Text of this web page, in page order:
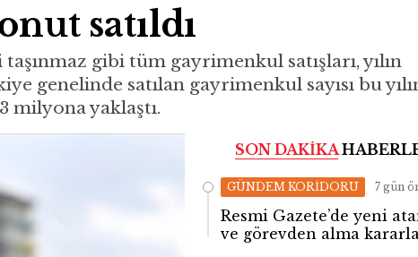
satıldı
gibi tüm gayrimenkul satışları, yılın
genelinde satılan gayrimenkul sayısı bu
milyona yaklaştı.
SON DAKİKA
GÜNDEM KORİDORU 7 gün
Resmi Gazete’de yeni
ve görevden alma